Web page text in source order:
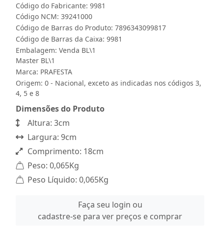
Código do Fabricante: 9981
Código NCM: 39241000
Código de Barras do Produto: 7896343099817
Código de Barras da Caixa: 9981
Embalagem: Venda BL\1
Master BL\1
Marca: PRAFESTA
Origem: 0 - Nacional, exceto as indicadas nos códigos 3,
4, 5 e 8
Dimensões do Produto
Altura: 3cm
Largura: 9cm
Comprimento: 18cm
Peso: 0,065Kg
Peso Líquido: 0,065Kg
Faça seu login ou
cadastre-se para ver preços e comprar